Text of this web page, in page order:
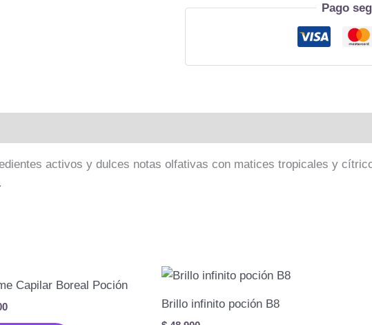
Pago
activos y dulces notas olfativas con matices tropicales y
Capilar Boreal Poción
Brillo infinito poción B8